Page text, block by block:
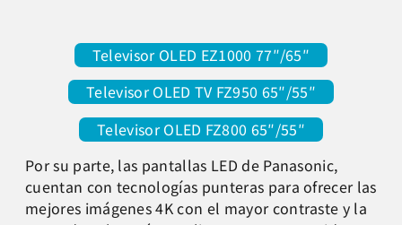
Televisor OLED EZ1000 77″/65″
Televisor OLED TV FZ950 65″/55″
Televisor OLED FZ800 65″/55″
Por su parte, las pantallas LED de Panasonic,
cuentan con tecnologías punteras para ofrecer las
mejores imágenes 4K con el mayor contraste y la